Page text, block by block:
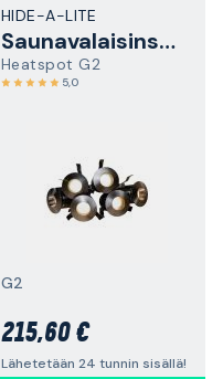
HIDE-A-LITE
Saunavalaisinsarja
Heatspot G2
5,0
G2
215,60 €
Lähetetään 24 tunnin sisällä!